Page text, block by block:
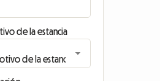
de la estancia